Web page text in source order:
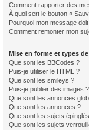
Comment rapporter des
À quoi sert le bouton «
Pourquoi mon message
Comment remonter mon
Mise en forme et types
Que sont les BBCodes ?
Puis-je utiliser le HTML ?
Que sont les smileys ?
Puis-je publier des images ?
Que sont les annonces
Que sont les annonces ?
Que sont les sujets
Que sont les sujets